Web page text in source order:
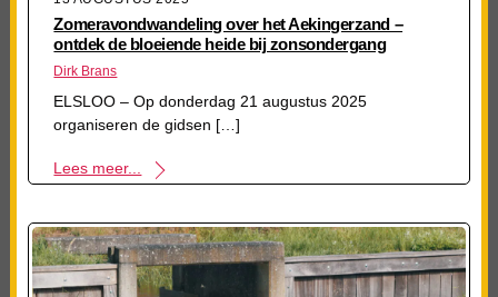
Zomeravondwandeling over het Aekingerzand –
ontdek de bloeiende heide bij zonsondergang
Dirk Brans
ELSLOO – Op donderdag 21 augustus 2025
organiseren de gidsen […]
Lees meer...